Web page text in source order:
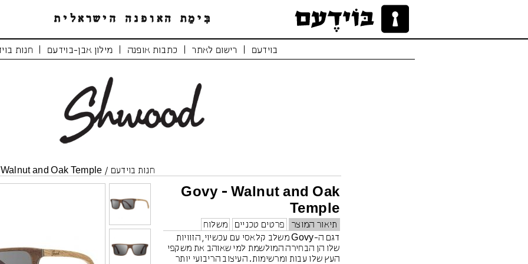
בוידעם רישום לאתר כתבות אופנה מילון אבן-בוידעם חנות
חנות בוידעם /
and Oak Temple
Govy - Walnut and Oak
Temple
תיאור המוצר פרטים טכניים
משלוח
דגם ה-Govy משלב קלאסי עם עכשיוי, הזוויות
שלו הן הבחירה המולשמת למי שאוהב את משקפי
העץ שלו עבות ומרשימות. העיצוב הריבועי יותר